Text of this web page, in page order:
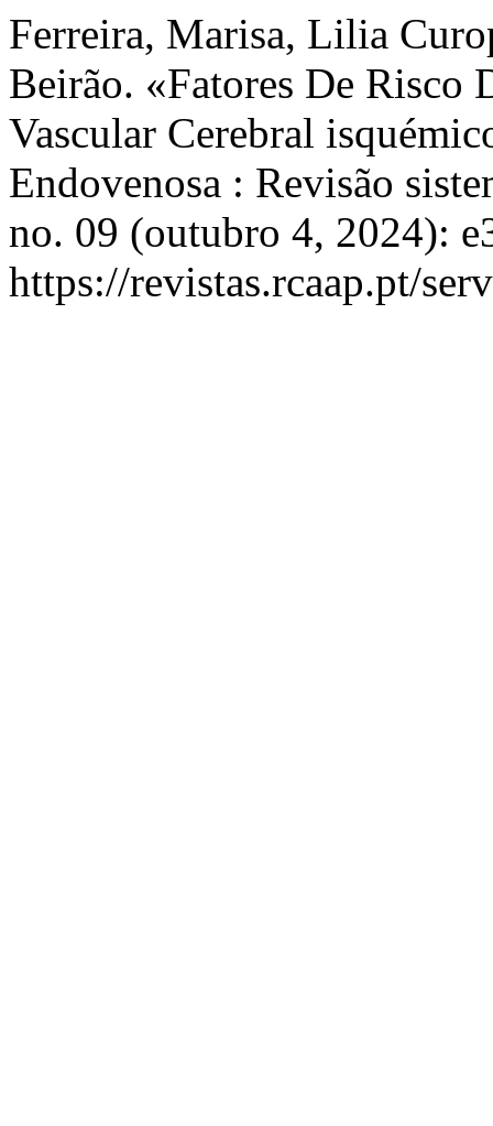
Ferreira, Marisa, Lilia
Beirão. «Fatores De Risco
Vascular Cerebral
Endovenosa : Revisão
no. 09 (outubro 4, 2024):
https://revistas.rcaap.pt/